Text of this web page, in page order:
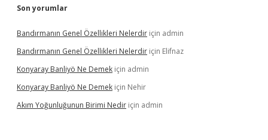
Son yorumlar
Bandırmanın Genel Özellikleri Nelerdir için admin
Bandırmanın Genel Özellikleri Nelerdir için Elifnaz
Konyaray Banliyö Ne Demek için admin
Konyaray Banliyö Ne Demek için Nehir
Akım Yoğunluğunun Birimi Nedir için admin